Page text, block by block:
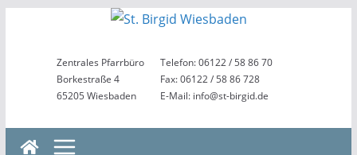
springenZentrales Pfarrbüro
Borkestraße 4
65205 Wiesbaden
Telefon: 06122 / 58 86 70
Fax: 06122 / 58 86 728
E-Mail: info@st-birgid.de